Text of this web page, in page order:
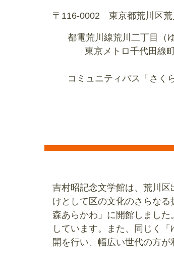
〒116-0002 東京都荒川区荒
都電荒川線荒川二丁目（
東京メトロ千代田線町屋
コミュニティバス「さく
吉村昭記念文学館は、荒川
けとして区の文化のさらな
森あらかわ」に開館しまし
しています。また、同じく
開を行い、幅広い世代の方が